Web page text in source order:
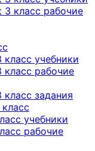
класс рабочие
учебники
рабочие
задания
учебники
рабочие